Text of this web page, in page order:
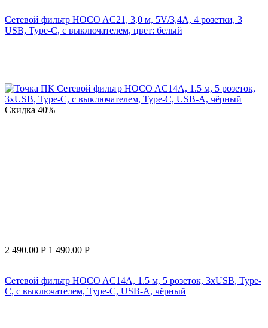
Сетевой фильтр HOCO AC21, 3,0 м, 5V/3,4A, 4 розетки, 3
USB, Type-C, с выключателем, цвет: белый
Скидка 40%
2 490.00 Р 1 490.00 Р
Сетевой фильтр HOCO AC14A, 1.5 м, 5 розеток, 3хUSB, Type-
C, с выключателем, Type-C, USB-A, чёрный